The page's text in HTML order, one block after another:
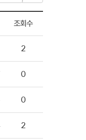
조회수
2
0
0
2